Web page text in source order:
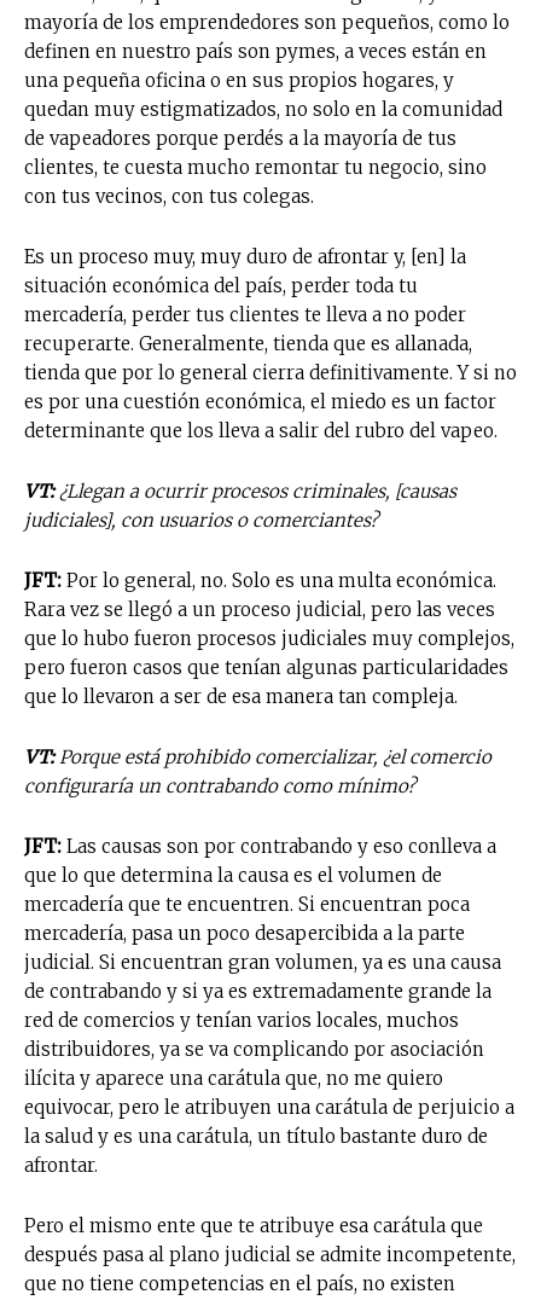
mayoría de los emprendedores son pequeños, como lo
definen en nuestro país son pymes, a veces están en
una pequeña oficina o en sus propios hogares, y
quedan muy estigmatizados, no solo en la comunidad
de vapeadores porque perdés a la mayoría de tus
clientes, te cuesta mucho remontar tu negocio, sino
con tus vecinos, con tus colegas.
Es un proceso muy, muy duro de afrontar y, [en] la
situación económica del país, perder toda tu
mercadería, perder tus clientes te lleva a no poder
recuperarte. Generalmente, tienda que es allanada,
tienda que por lo general cierra definitivamente. Y si no
es por una cuestión económica, el miedo es un factor
determinante que los lleva a salir del rubro del vapeo.
VT:¿Llegan a ocurrir procesos criminales, [causas
judiciales], con usuarios o comerciantes?
JFT: Por lo general, no. Solo es una multa económica.
Rara vez se llegó a un proceso judicial, pero las veces
que lo hubo fueron procesos judiciales muy complejos,
pero fueron casos que tenían algunas particularidades
que lo llevaron a ser de esa manera tan compleja.
VT:Porque está prohibido comercializar, ¿el comercio
configuraría un contrabando como mínimo?
JFT: Las causas son por contrabando y eso conlleva a
que lo que determina la causa es el volumen de
mercadería que te encuentren. Si encuentran poca
mercadería, pasa un poco desapercibida a la parte
judicial. Si encuentran gran volumen, ya es una causa
de contrabando y si ya es extremadamente grande la
red de comercios y tenían varios locales, muchos
distribuidores, ya se va complicando por asociación
ilícita y aparece una carátula que, no me quiero
equivocar, pero le atribuyen una carátula de perjuicio a
la salud y es una carátula, un título bastante duro de
afrontar.
Pero el mismo ente que te atribuye esa carátula que
después pasa al plano judicial se admite incompetente,
que no tiene competencias en el país, no existen